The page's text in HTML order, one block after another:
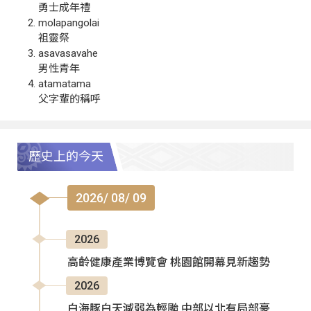
勇士成年禮
molapangolai
祖靈祭
asavasavahe
男性青年
atamatama
父字輩的稱呼
歷史上的今天
2026/ 08/ 09
2026
高齡健康產業博覽會 桃園館開幕見新趨勢
2026